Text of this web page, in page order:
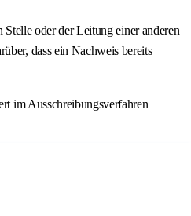
Stelle oder der Leitung einer anderen
dass ein Nachweis bereits
im Ausschreibungsverfahren